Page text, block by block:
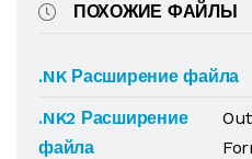
ПОХОЖИЕ ФАЙЛЫ
.NK Расширение файла
.NK2 Расширение
файла